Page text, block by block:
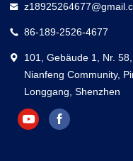
86-189-2526-4677
101, Gebäude 1, Nr.
Nianfeng Community,
Longgang, Shenzhen